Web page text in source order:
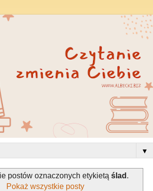
▼
postów oznaczonych etykietą ślad .
Pokaż wszystkie posty